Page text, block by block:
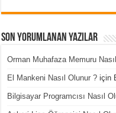
Son Yorumlanan Yazılar
Orman Muhafaza Memuru
El Mankeni Nasıl Olunur ? için
Bilgisayar Programcısı Nasıl